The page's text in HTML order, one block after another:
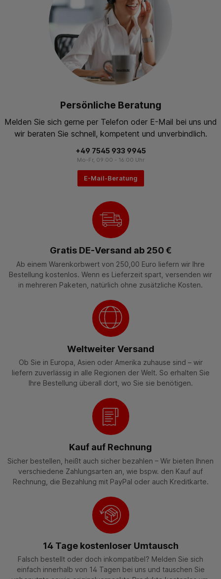
Persönliche Beratung
Melden Sie sich gerne per Telefon oder E-Mail bei uns und
wir beraten Sie schnell, kompetent und unverbindlich.
+49 7545 933 9945
Mo-Fr, 09:00 - 16:00 Uhr
E-Mail-Beratung
Gratis DE-Versand ab 250 €
Ab einem Warenkorbwert von 250,00 Euro liefern wir Ihre
Bestellung kostenlos. Wenn es Lieferzeit spart, versenden wir
in mehreren Paketen, natürlich ohne zusätzliche Kosten.
Weltweiter Versand
Ob Sie in Europa, Asien oder Amerika zuhause sind – wir
liefern zuverlässig in alle Regionen der Welt. So erhalten Sie
Ihre Bestellung überall dort, wo Sie sie benötigen.
Kauf auf Rechnung
Sicher bestellen, heißt auch sicher bezahlen – Wir bieten Ihnen
verschiedene Zahlungsarten an, wie bspw. den Kauf auf
Rechnung, die Bezahlung mit PayPal oder auch Kreditkarte.
14 Tage kostenloser Umtausch
Falsch bestellt oder doch inkompatibel? Melden Sie sich
einfach innerhalb von 14 Tagen bei uns und tauschen Sie